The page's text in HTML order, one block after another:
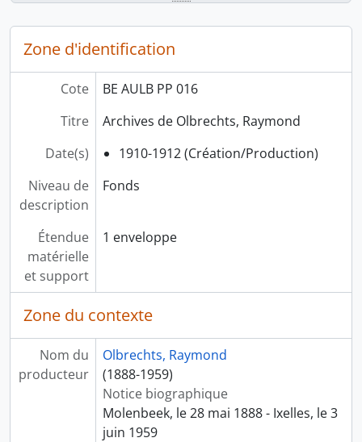
Zone d'identification
Cote
BE AULB PP 016
Titre
Archives de Olbrechts, Raymond
Date(s)
1910-1912 (Création/Production)
Niveau de
description
Fonds
Étendue
matérielle
et support
1 enveloppe
Zone du contexte
Nom du
producteur
Olbrechts, Raymond
(1888-1959)
Notice biographique
Molenbeek, le 28 mai 1888 - Ixelles, le 3
juin 1959